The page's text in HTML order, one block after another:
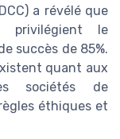
a révélé que
privilégient le
succès de 85%.
quant aux
sociétés de
éthiques et